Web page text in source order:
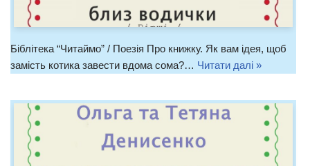
Біблітека “Читаймо” / Поезія Про книжку. Як вам ідея, щоб
замість котика завести вдома сома?… Читати далі »